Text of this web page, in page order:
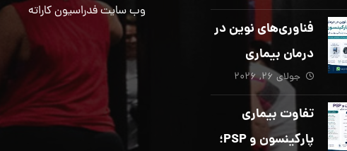
فناوری‌های نوین در
درمان بیماری
پارکینسون؛ از هوش
مصنوعی تا تحریک
عمقی مغز
جولای ۲۶, ۲۰۲۶
تفاوت بیماری
پارکینسون و PSP؛
وب سایت فدراسیون کاراته